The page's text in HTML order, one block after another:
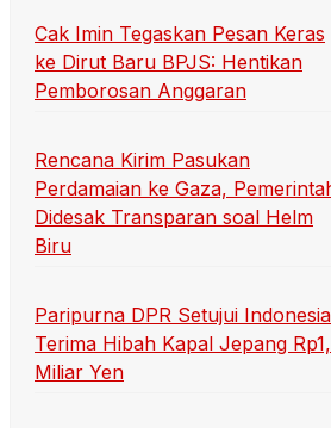
Cak Imin Tegaskan Pesan Keras
ke Dirut Baru BPJS: Hentikan
Pemborosan Anggaran
Rencana Kirim Pasukan
Perdamaian ke Gaza,
Didesak Transparan soal Helm
Biru
Paripurna DPR Setujui Indonesia
Terima Hibah Kapal Jepang
Miliar Yen